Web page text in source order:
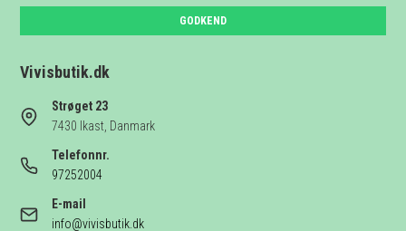
GODKEND
Vivisbutik.dk
Strøget 23
7430 Ikast, Danmark
Telefonnr.
97252004
E-mail
info@vivisbutik.dk